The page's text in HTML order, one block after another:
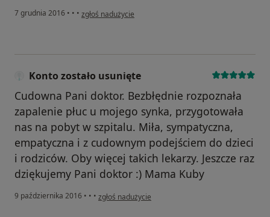
7 grudnia 2016 • • • w opinii użytkownika Konto zostało usunięte
zgłoś nadużycie
Konto zostało usunięte
Cudowna Pani doktor. Bezbłędnie rozpoznała
zapalenie płuc u mojego synka, przygotowała
nas na pobyt w szpitalu. Miła, sympatyczna,
empatyczna i z cudownym podejściem do dzieci
i rodziców. Oby więcej takich lekarzy. Jeszcze raz
dziękujemy Pani doktor :) Mama Kuby
9 października 2016 • • • w opinii użytkownika Konto zostało usunięte
zgłoś nadużycie